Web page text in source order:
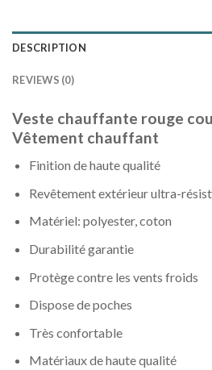
DESCRIPTION
REVIEWS (0)
Veste chauffante rouge
Vêtement chauffant
Finition de haute qualité
Revêtement extérieur ultra-
Matériel: polyester, coton
Durabilité garantie
Protège contre les vents froids
Dispose de poches
Très confortable
Matériaux de haute qualité